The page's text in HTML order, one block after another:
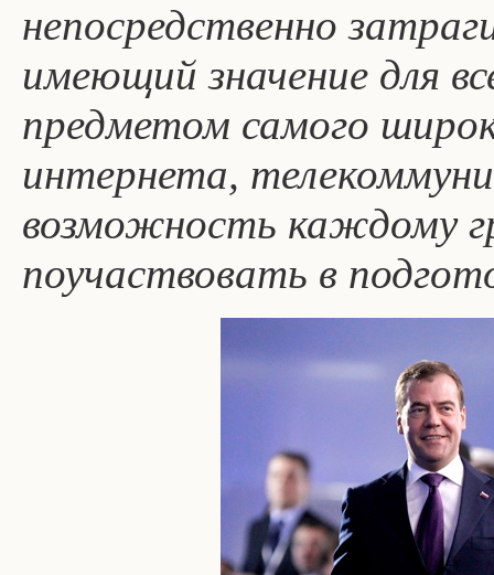
непосредственно
имеющий значение для
предметом самого
интернета,
возможность каждому
поучаствовать в